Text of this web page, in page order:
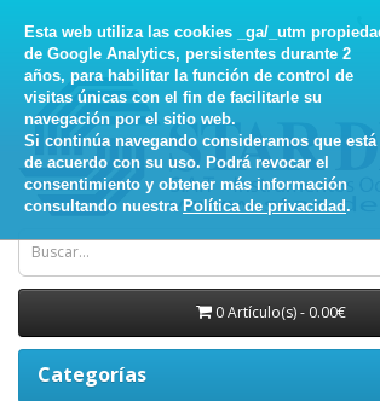
Esta web utiliza las cookies _ga/_utm
de Google Analytics, persistentes durante 2
años, para habilitar la función de control de
visitas únicas con el fin de facilitarle su
navegación por el sitio web.
Si continúa navegando consideramos que está
de acuerdo con su uso. Podrá revocar el
consentimiento y obtener más información
consultando nuestra Política de privacidad.
0 Artículo(s) - 0.00€
Categorías